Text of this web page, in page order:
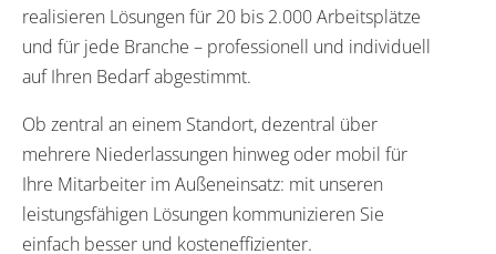
realisieren Lösungen für 20 bis 2.000 Arbeitsplätze
und für jede Branche – professionell und individuell
auf Ihren Bedarf abgestimmt.
Ob zentral an einem Standort, dezentral über
mehrere Niederlassungen hinweg oder mobil für
Ihre Mitarbeiter im Außeneinsatz: mit unseren
leistungsfähigen Lösungen kommunizieren Sie
einfach besser und kosteneffizienter.